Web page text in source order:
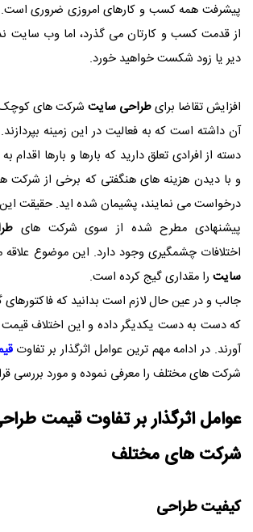
پیشرفت همه کسب و کارهای امروزی ضروری
از قدمت کسب و کارتان می گذرد، اما وب سایت
دیر یا زود شکست خواهید خورد.
افزایش تقاضا برایطراحی سایت شرکت های کوچک
آن داشته است که به فعالیت در این زمینه
دسته از افرادی تعلق دارید که بارها و بارها اقدام به
و با دیدن هزینه های هنگفتی که برخی از شرکت
درخواست می نمایند، پشیمان شده اید. حقیقت
پیشنهادی مطرح شده از سوی شرکت های
اختلافات چشمگیری وجود دارد. این موضوع علاقه
سایت را مقداری گیج کرده است.
جالب و در عین حال لازم است بدانید که فاکتورهای
که دست به دست یکدیگر داده و این اختلاف
آورند. در ادامه مهم ترین عوامل اثرگذار بر تفاوت
شرکت های مختلف را معرفی نموده و مورد بررسی
عوامل اثرگذار بر تفاوت قیمت
شرکت های مختلف
کیفیت طراحی